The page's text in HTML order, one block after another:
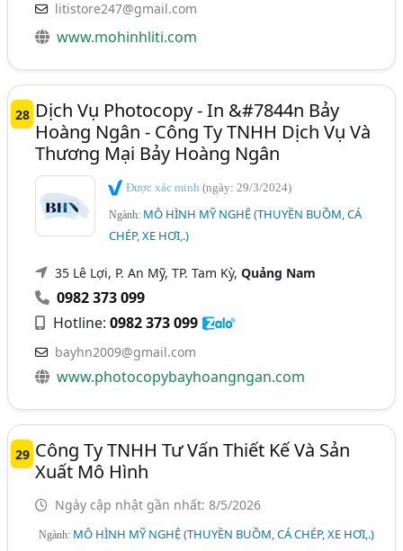
litistore247@gmail.com
www.mohinhliti.com
28 Dịch Vụ Photocopy - In &#7844n Bảy
Hoàng Ngân - Công Ty TNHH Dịch Vụ Và
Thương Mại Bảy Hoàng Ngân
Được xác minh(ngày: 29/3/2024)
Ngành: MÔ HÌNH MỸ NGHỆ (THUYỀN BUỒM, CÁ
CHÉP, XE HƠI,.)
35 Lê Lợi, P. An Mỹ, TP. Tam Kỳ,Quảng Nam
0982 373 099
Hotline:0982 373 099
bayhn2009@gmail.com
www.photocopybayhoangngan.com
29 Công Ty TNHH Tư Vấn Thiết Kế Và Sản
Xuất Mô Hình
Ngày cập nhật gần nhất: 8/5/2026
Ngành: MÔ HÌNH MỸ NGHỆ (THUYỀN BUỒM, CÁ CHÉP, XE HƠI,.)